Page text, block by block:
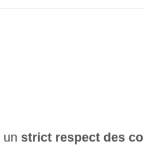
un strict respect des